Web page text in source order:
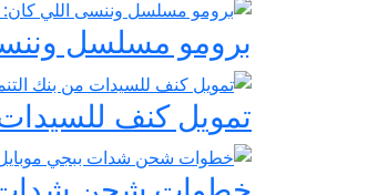
برومو مسلسل
تمويل كنف